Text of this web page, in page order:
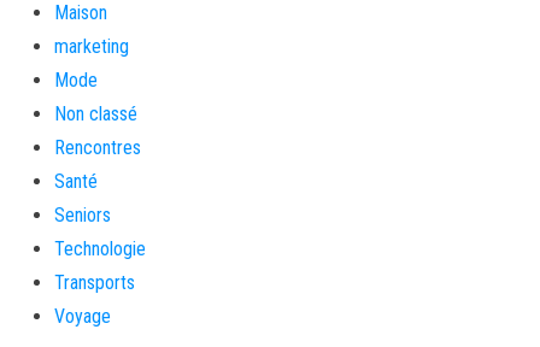
Maison
marketing
Mode
Non classé
Rencontres
Santé
Seniors
Technologie
Transports
Voyage